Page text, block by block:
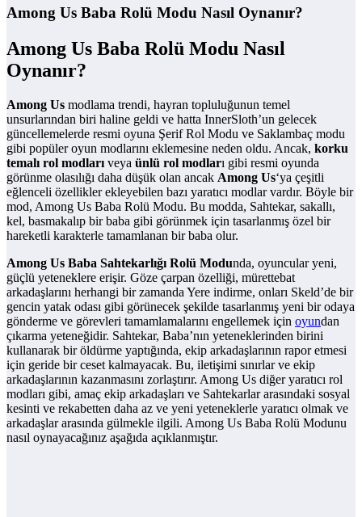
Among Us Baba Rolü Modu Nasıl Oynanır?
Among Us Baba Rolü Modu Nasıl
Oynanır?
Among Us modlama trendi, hayran topluluğunun temel
unsurlarından biri haline geldi ve hatta InnerSloth’un gelecek
güncellemelerde resmi oyuna Şerif Rol Modu ve Saklambaç modu
gibi popüler oyun modlarını eklemesine neden oldu. Ancak, korku
temalı rol modları veya ünlü rol modları gibi resmi oyunda
görünme olasılığı daha düşük olan ancak Among Us‘ya çeşitli
eğlenceli özellikler ekleyebilen bazı yaratıcı modlar vardır. Böyle bir
mod, Among Us Baba Rolü Modu. Bu modda, Sahtekar, sakallı,
kel, basmakalıp bir baba gibi görünmek için tasarlanmış özel bir
hareketli karakterle tamamlanan bir baba olur.
Among Us Baba Sahtekarlığı Rolü Modunda, oyuncular yeni,
güçlü yeteneklere erişir. Göze çarpan özelliği, mürettebat
arkadaşlarını herhangi bir zamanda Yere indirme, onları Skeld’de bir
gencin yatak odası gibi görünecek şekilde tasarlanmış yeni bir odaya
gönderme ve görevleri tamamlamalarını engellemek için oyundan
çıkarma yeteneğidir. Sahtekar, Baba’nın yeteneklerinden birini
kullanarak bir öldürme yaptığında, ekip arkadaşlarının rapor etmesi
için geride bir ceset kalmayacak. Bu, iletişimi sınırlar ve ekip
arkadaşlarının kazanmasını zorlaştırır. Among Us diğer yaratıcı rol
modları gibi, amaç ekip arkadaşları ve Sahtekarlar arasındaki sosyal
kesinti ve rekabetten daha az ve yeni yeteneklerle yaratıcı olmak ve
arkadaşlar arasında gülmekle ilgili. Among Us Baba Rolü Modunu
nasıl oynayacağınız aşağıda açıklanmıştır.